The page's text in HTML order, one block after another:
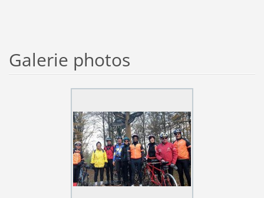
Galerie photos